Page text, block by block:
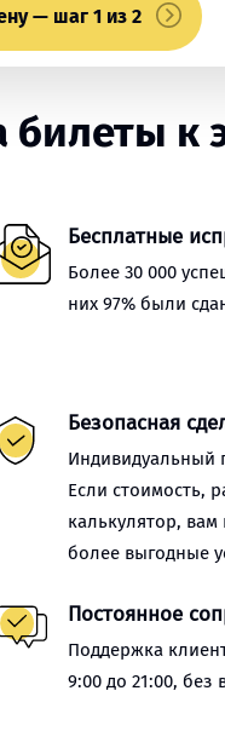
— шаг 1 из 2
к
Бесплатные
Более 30 000
них 97% были
Безопасная
Индивидуальный
Если стоимость,
калькулятор,
более выгодные
Постоянное
Поддержка
9:00 до 21:00,